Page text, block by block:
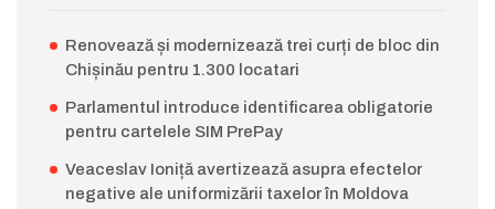
Renovează și modernizează trei curți de bloc din
Chișinău pentru 1.300 locatari
Parlamentul introduce identificarea obligatorie
pentru cartelele SIM PrePay
Veaceslav Ioniță avertizează asupra efectelor
negative ale uniformizării taxelor în Moldova